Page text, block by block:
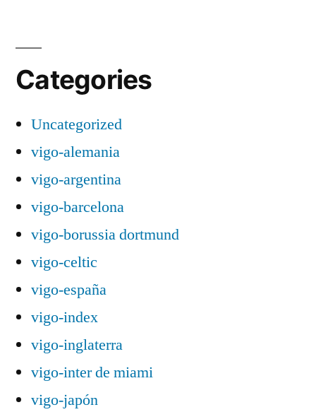
Categories
Uncategorized
vigo-alemania
vigo-argentina
vigo-barcelona
vigo-borussia dortmund
vigo-celtic
vigo-españa
vigo-index
vigo-inglaterra
vigo-inter de miami
vigo-japón